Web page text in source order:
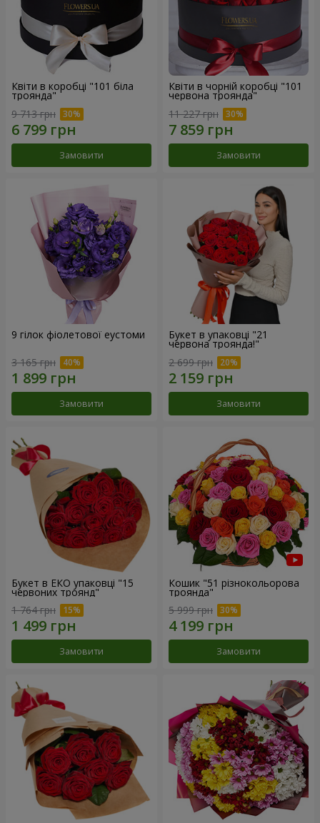
Квіти в коробці "101 біла
троянда"
9 713 грн
Замовити
Квіти в чорній коробці "101
червона троянда"
11 227 грн
Замовити
9 гілок фіолетової еустоми
3 165 грн
Замовити
Букет в упаковці "21
червона троянда!"
2 699 грн
Замовити
Букет в ЕКО упаковці "15
червоних троянд"
1 764 грн
Замовити
Кошик "51 різнокольорова
троянда"
5 999 грн
Замовити